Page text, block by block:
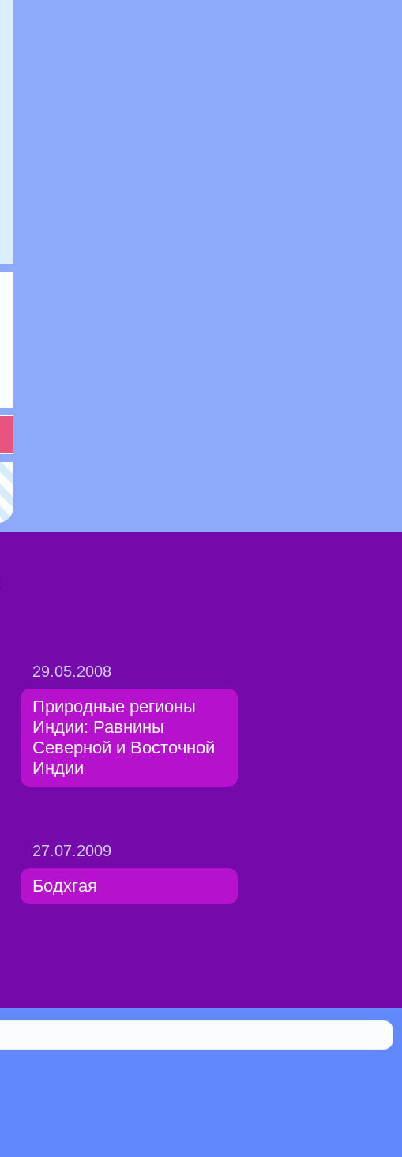
29.05.2008
Природные регионы
Индии: Равнины
Северной и Восточной
Индии
27.07.2009
Бодхгая